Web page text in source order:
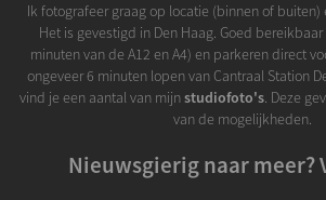
Ik fotografeer graag op locatie (binnen of buiten)
Het is gevestigd in Den Haag. Goed
minuten van de A12 en A4) en parkeren direct
ongeveer 6 minuten lopen van Cantraal Station
vind je een aantal van mijnstudiofoto's. Deze
van de mogelijkheden.
Nieuwsgierig naar meer?